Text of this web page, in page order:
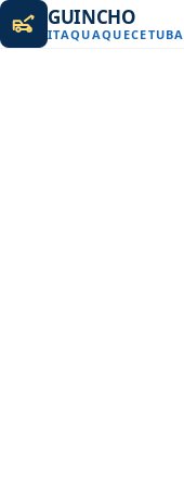
GUINCHO
ITAQUAQUECETUBA